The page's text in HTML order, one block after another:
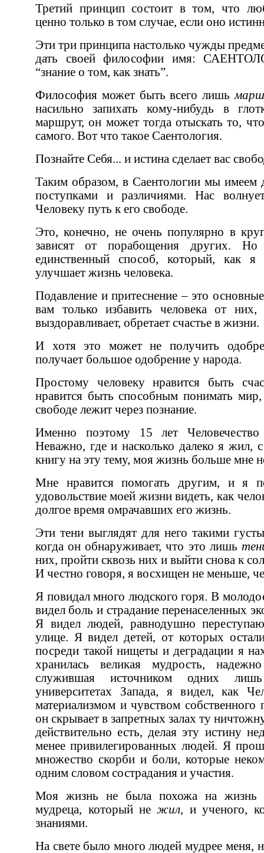
Третий принцип состоит в том, что любое философское познание
Эти три принципа настолько чужды предмету философии, что я решил
дать своей философии имя: САЕНТОЛОГИЯ. Это просто значит
“знание о том, как знать”.
Философия может быть всего лишь
насильно запихать кому-нибудь в глотку. Если у человека есть
маршрут, он может тогда отыскать то, что является истиной для
самого. Вот что такое Саентология.
Познайте Себя... и истина сделает
Таким образом, в Саентологии мы имеем дело не с индивидуальными
поступками и различиями. Нас волнует только
Человеку путь к его свободе.
Это, конечно, не очень популярно в кругу тех, чьи жизни и власть
зависят от порабощения других. Но так случилось, что это
единственный способ, который, как я
улучшает жизнь человека.
Подавление и притеснение – это основные причины депрессии. Стоит
вам только избавить человека от них, как он поднимает голову,
выздоравливает, обретает счастье в жизни.
И хотя это может не получить одобрения у рабовладельца, это
получает большое одобрение у народа.
Простому человеку нравится быть счастливым и здоровым. Ему
нравится быть способным понимать мир, и он знает, что путь к его
свободе лежит через познание.
Именно поэтому 15 лет Человечество стучалось в мою дверь.
Неважно, где и насколько далеко я жил, с тех пор как я опубликовал
книгу на эту
Мне нравится помогать другим, и я почитаю за самое большое
удовольствие моей жизни видеть, как человек освобождается от теней,
долгое время омрачавших его жизнь.
Эти тени выглядят для него такими густыми и так угнетают его, что
когда он обнаруживает, что это лишь
них, пройти сквозь них и выйти снова к солнцу, он безмерно восхищен.
И честно говоря, я восхищен не меньше,
Я повидал много людского горя. В молодости я исколесил всю Азию и
видел боль и страдание перенаселенных экономически отсталых стран.
Я видел людей, равнодушно переступающих через умирающих на
улице. Я видел детей, от которых остались лишь кожа да кости. И
посреди такой нищеты и деградации я находил священные
хранилась великая мудрость, надежно упрятанная от мира и
служившая источником одних лишь суеверий. Позднее, в
университетах Запада, я видел, как Человек
материализмом и чувством собственного превосходства. Я видел, как
он скрывает в запретных залах ту ничтожную мудрость, которая у него
действительно есть, делая эту истину недостижимой для простых и
менее привилегированных людей. Я прошел
множество скорби и боли, которые некому было облегчить хотя бы
одним словом сострадания и участия.
Моя жизнь не была похожа на жизнь затворника, и я презираю
мудреца, который не жил, и ученого,
знаниями.
На свете было много людей мудрее меня, но немногие прошли столько